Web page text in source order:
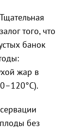
Тщательная
того, что
банок
жар в
без